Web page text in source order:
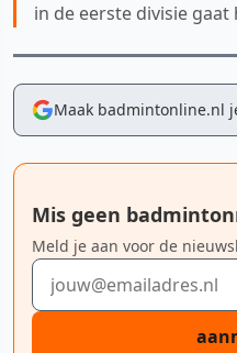
in de eerste divisie
Maak badmintonline.nl
Mis geen
Meld je aan voor de
E-mailadres